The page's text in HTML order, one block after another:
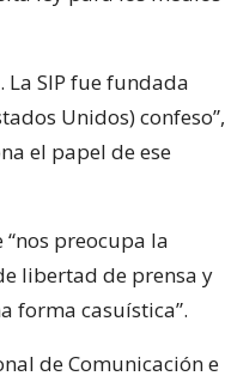
La SIP fue fundada
Unidos) confeso”,
el papel de ese
preocupa la
libertad de prensa y
forma casuística”.
de Comunicación e